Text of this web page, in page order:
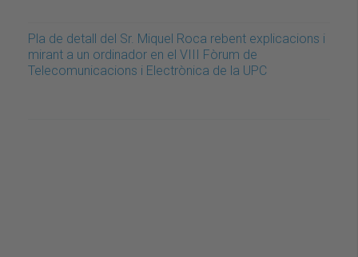
Pla de detall del Sr. Miquel Roca rebent explicacions i
mirant a un ordinador en el VIII Fòrum de
Telecomunicacions i Electrònica de la UPC